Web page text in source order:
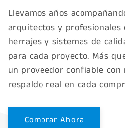
Llevamos años
arquitectos y profesionales
herrajes y sistemas de
para cada proyecto. Más
un proveedor confiable con
respaldo real en cada
Comprar Ahora